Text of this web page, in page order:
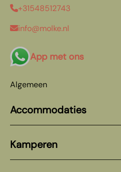
+31548512743
info@molke.nl
App met ons
Algemeen
Accommodaties
Kamperen